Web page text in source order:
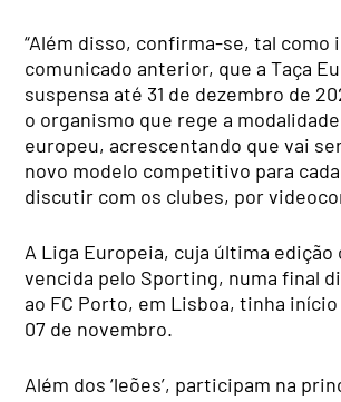
“Além disso, confirma-se, tal como
comunicado anterior, que a Taça
suspensa até 31 de dezembro de
o organismo que rege a
europeu, acrescentando que vai
novo modelo competitivo para
discutir com os clubes, por
A Liga Europeia, cuja última edição
vencida pelo Sporting, numa final
ao FC Porto, em Lisboa, tinha
07 de novembro.
Além dos ‘leões’, participam na